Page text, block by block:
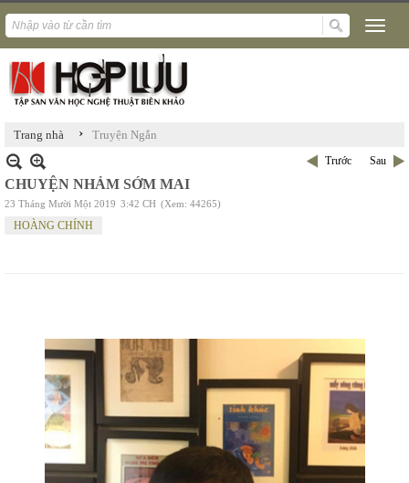
Trang nhà › Truyện Ngắn
Trước Sau
CHUYỆN NHẢM SỚM MAI
23 Tháng Mười Một 2019 3:42 CH (Xem: 44265)
HOÀNG CHÍNH